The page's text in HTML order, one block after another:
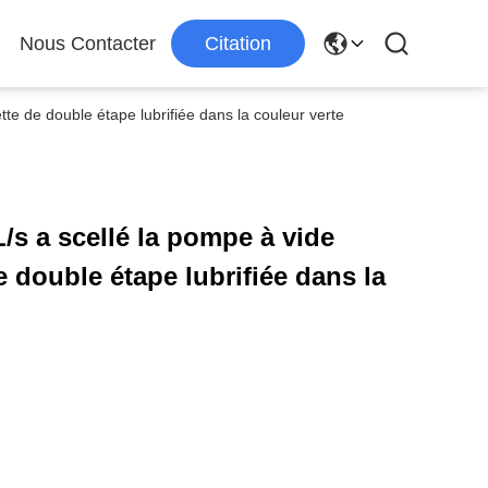
Nous Contacter Citation
de double étape lubrifiée dans la couleur verte
s a scellé la pompe à vide
double étape lubrifiée dans la